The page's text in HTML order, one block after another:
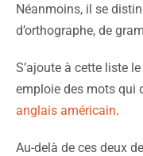
Néanmoins, il se
d’orthographe, de
S’ajoute à cette liste
emploie des mots qui
anglais américain.
Au-delà de ces deux